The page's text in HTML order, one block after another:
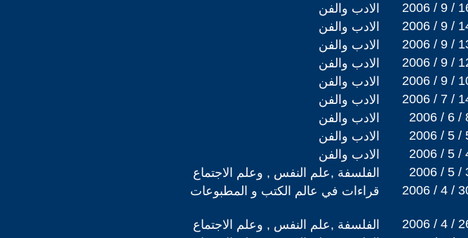
الادب والفن
2006 / 9 /
الادب والفن
2006 / 9 /
الادب والفن
2006 / 9 /
الادب والفن
2006 / 9 /
الادب والفن
2006 / 9 /
الادب والفن
2006 / 7 /
الادب والفن
2006 / 6 /
الادب والفن
2006 / 5 /
الادب والفن
2006 / 5 /
الفلسفة ,علم النفس , وعلم الاجتماع
2006 / 5 /
قراءات في عالم الكتب و المطبوعات
2006 / 4 /
الفلسفة ,علم النفس , وعلم الاجتماع 2006 / 4 /